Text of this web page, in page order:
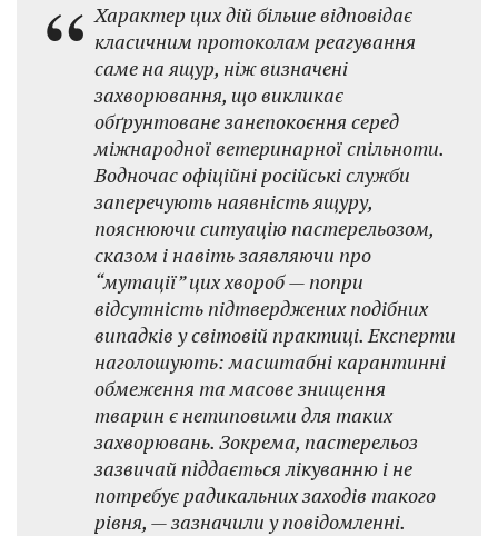
Характер цих дій більше відповідає
класичним протоколам реагування
саме на ящур, ніж визначені
захворювання, що викликає
обґрунтоване занепокоєння серед
міжнародної ветеринарної спільноти.
Водночас офіційні російські служби
заперечують наявність ящуру,
пояснюючи ситуацію пастерельозом,
сказом і навіть заявляючи про
“мутації” цих хвороб — попри
відсутність підтверджених подібних
випадків у світовій практиці. Експерти
наголошують: масштабні карантинні
обмеження та масове знищення
тварин є нетиповими для таких
захворювань. Зокрема, пастерельоз
зазвичай піддається лікуванню і не
потребує радикальних заходів такого
рівня, — зазначили у повідомленні.